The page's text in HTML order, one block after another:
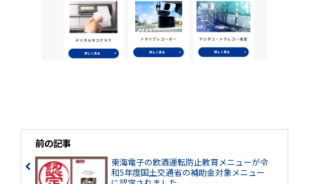
前の記事
東海電子の飲酒運転防止教育メニューが令
和5年度国土交通省の補助金対象メニュー